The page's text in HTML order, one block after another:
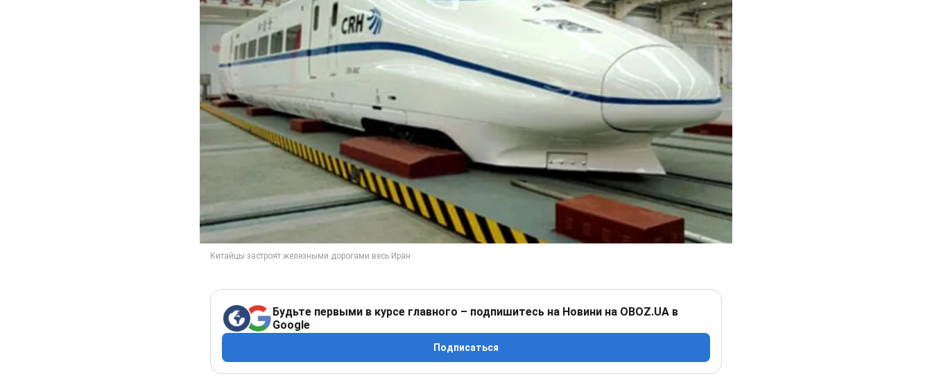
Будьте первыми в курсе главного – подпишитесь на Новини на OBOZ.UA в
Google
Подписаться